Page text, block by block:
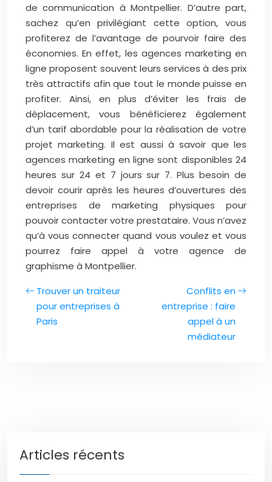
de communication à Montpellier. D’autre part,
sachez qu’en privilégiant cette option, vous
profiterez de l’avantage de pourvoir faire des
économies. En effet, les agences marketing en
ligne proposent souvent leurs services à des prix
très attractifs afin que tout le monde puisse en
profiter. Ainsi, en plus d’éviter les frais de
déplacement, vous bénéficierez également
d’un tarif abordable pour la réalisation de votre
projet marketing. Il est aussi à savoir que les
agences marketing en ligne sont disponibles 24
heures sur 24 et 7 jours sur 7. Plus besoin de
devoir courir après les heures d’ouvertures des
entreprises de marketing physiques pour
pouvoir contacter votre prestataire. Vous n’avez
qu’à vous connecter quand vous voulez et vous
pourrez faire appel à votre agence de
graphisme à Montpellier.
Trouver un traiteur
pour entreprises à
Paris
Conflits en
entreprise : faire
appel à un
médiateur
Articles récents